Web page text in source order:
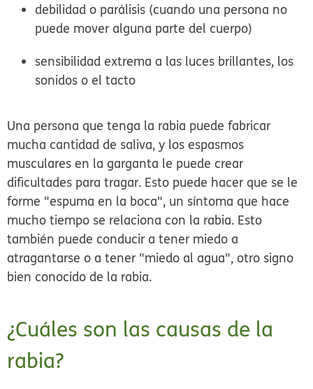
debilidad o parálisis (cuando una persona no
puede mover alguna parte del cuerpo)
sensibilidad extrema a las luces brillantes, los
sonidos o el tacto
Una persona que tenga la rabia puede fabricar
mucha cantidad de saliva, y los espasmos
musculares en la garganta le puede crear
dificultades para tragar. Esto puede hacer que se le
forme "espuma en la boca", un síntoma que hace
mucho tiempo se relaciona con la rabia. Esto
también puede conducir a tener miedo a
atragantarse o a tener "miedo al agua", otro signo
bien conocido de la rabia.
¿Cuáles son las causas de la
rabia?